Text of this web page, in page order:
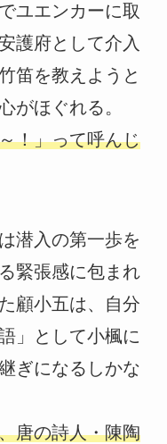
ユエンカーに取
護府として介入
笛を教えようと
がほぐれる。
！」って呼んじ
潜入の第一歩を
緊張感に包まれ
顧小五は、自分
」として小楓に
ぎになるしかな
唐の詩人・陳陶